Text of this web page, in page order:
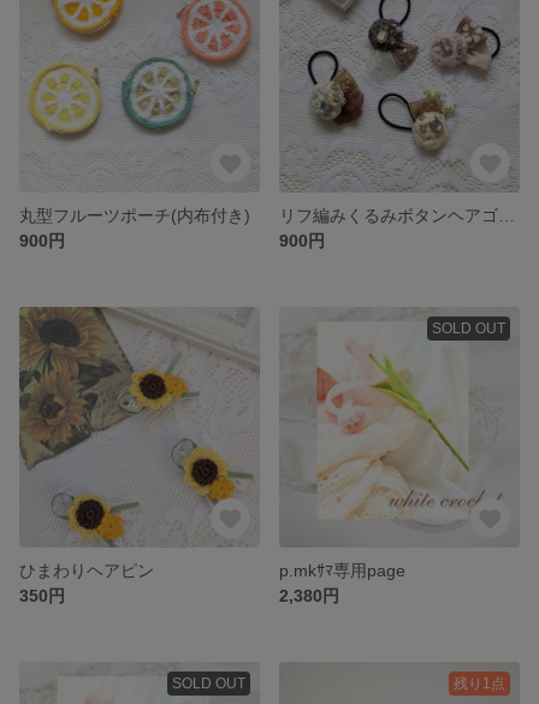
丸型フルーツポーチ(内布付き)
900円
900円
ひまわりヘアピン
350円
SOLD OUT
p.mkｻﾏ専用page
2,380円
SOLD OUT 残り1点